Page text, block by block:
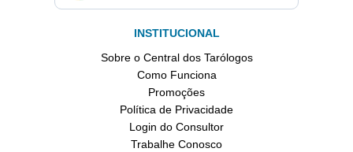
INSTITUCIONAL
Sobre o Central dos Tarólogos
Como Funciona
Promoções
Política de Privacidade
Login do Consultor
Trabalhe Conosco